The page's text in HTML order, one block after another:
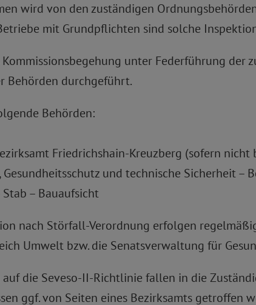
wird von den zuständigen
mit Grundpflichten sind solche
unter Federführung der
Behörden durchgeführt.
Behörden:
Friedrichshain-Kreuzberg (sofern
und technische Sicherheit
– Bauaufsicht
nach Störfall-Verordnung erfolgen
Umwelt bzw. die Senatsverwaltung für
auf die Seveso-II-Richtlinie fallen in die
ggf. von Seiten eines Bezirksamts getroffen